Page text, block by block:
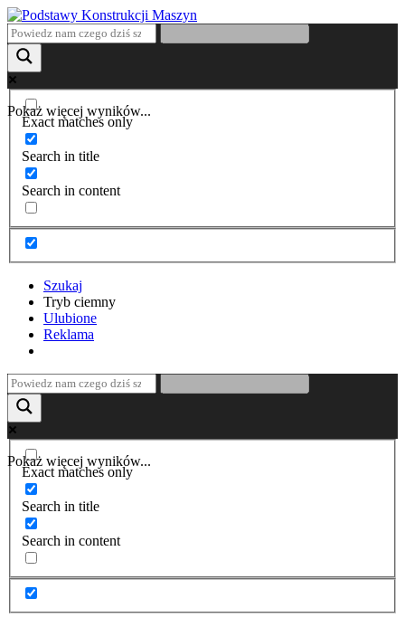
Pokaż więcej wyników...
Exact matches only
Search in title
Search in content
Szukaj
Tryb ciemny
Ulubione
Reklama
Pokaż więcej wyników...
Exact matches only
Search in title
Search in content